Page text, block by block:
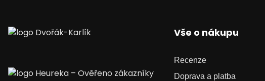
Vše o nákupu
Recenze
Doprava a platba